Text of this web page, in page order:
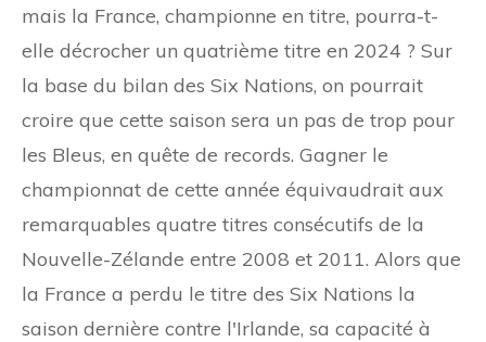
mais la France, championne en titre, pourra-t-
elle décrocher un quatrième titre en 2024 ? Sur
la base du bilan des Six Nations, on pourrait
croire que cette saison sera un pas de trop pour
les Bleus, en quête de records. Gagner le
championnat de cette année équivaudrait aux
remarquables quatre titres consécutifs de la
Nouvelle-Zélande entre 2008 et 2011. Alors que
la France a perdu le titre des Six Nations la
saison dernière contre l'Irlande, sa capacité à